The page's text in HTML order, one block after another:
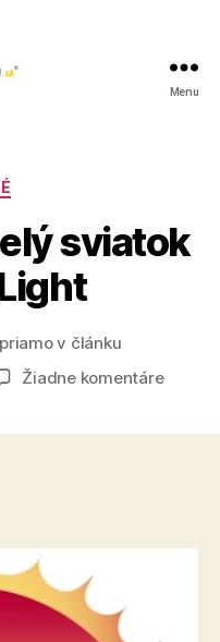
Menu
sviatok
v článku
Žiadne komentárena